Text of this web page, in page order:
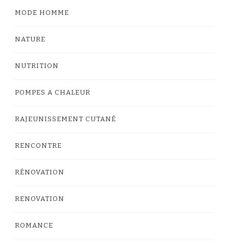
MODE HOMME
NATURE
NUTRITION
POMPES A CHALEUR
RAJEUNISSEMENT CUTANÉ
RENCONTRE
RÉNOVATION
RENOVATION
ROMANCE